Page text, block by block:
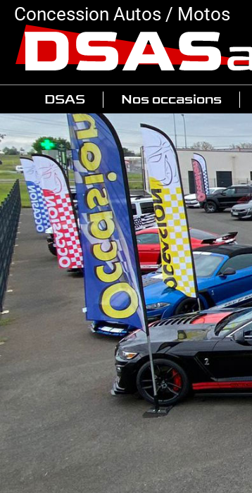
Concession Autos / Motos
DSAS
Nos occasions
Toutes
Américaines
4x4 & Pickup
Autres catégories
Motos